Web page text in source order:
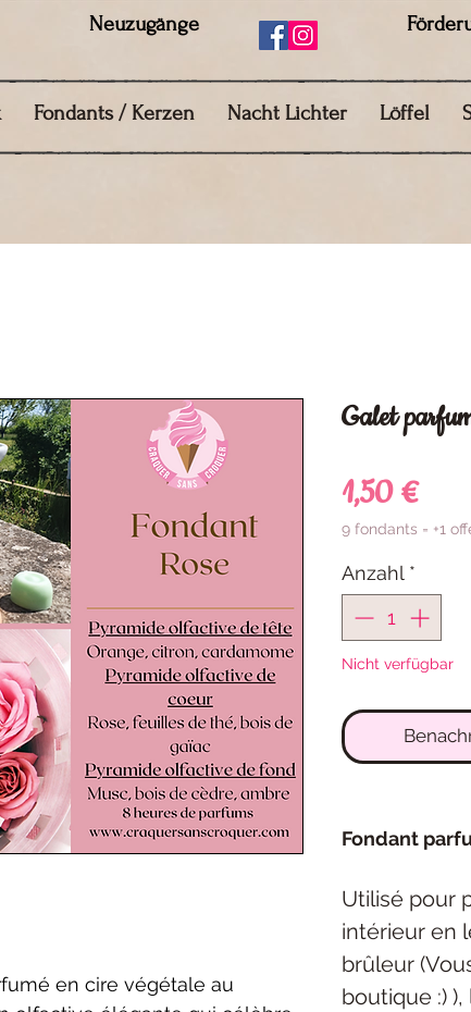
Neuzugänge
Fondants / Kerzen Nacht Lichter Löffel
en cire végétale au
Galet
1,50 €Preis
9 fondants = +1
Anzahl *
Nicht verfügbar
Fondant
Utilisé pour
intérieur en
brûleur
boutique :)